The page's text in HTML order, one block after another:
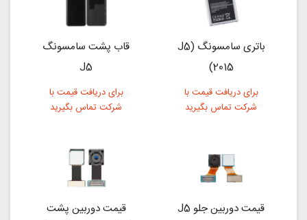
باتری سامسونگ (J5
(2015
برای دریافت قیمت با
شرکت تماس بگیرید
قاب پشت سامسونگ
J5
برای دریافت قیمت با
شرکت تماس بگیرید
قیمت دوربین جلو J5
قیمت دوربین پشت